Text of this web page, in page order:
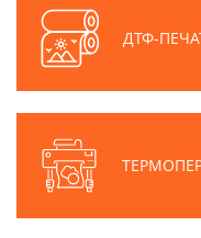
ДТФ-